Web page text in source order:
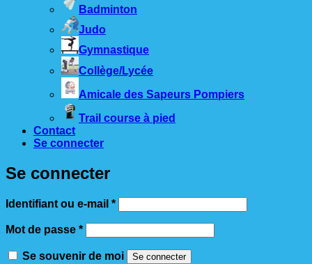
Badminton
Judo
Gymnastique
Collège/Lycée
Amicale des Sapeurs Pompiers
Trail course à pied
Contact
Se connecter
Se connecter
Identifiant ou e-mail *Obligatoire
Mot de passe *Obligatoire
Se souvenir de moi Se connecter